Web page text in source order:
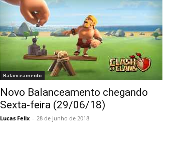
Balanceamento
Novo Balanceamento chegando
Sexta-feira (29/06/18)
Lucas Felix - 28 de junho de 2018